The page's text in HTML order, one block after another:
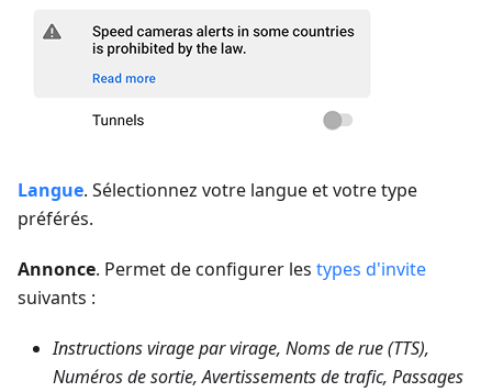
Langue. Sélectionnez votre langue et votre type
préférés.
Annonce. Permet de configurer les types d'invite
suivants :
Instructions virage par virage, Noms de rue (TTS),
Numéros de sortie, Avertissements de trafic, Passages